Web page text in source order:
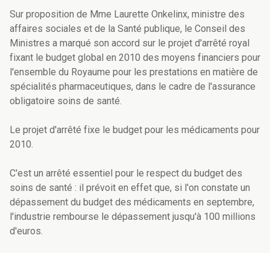
Sur proposition de Mme Laurette Onkelinx, ministre des
affaires sociales et de la Santé publique, le Conseil des
Ministres a marqué son accord sur le projet d'arrêté royal
fixant le budget global en 2010 des moyens financiers pour
l'ensemble du Royaume pour les prestations en matière de
spécialités pharmaceutiques, dans le cadre de l'assurance
obligatoire soins de santé.
Le projet d'arrêté fixe le budget pour les médicaments pour
2010.
C'est un arrêté essentiel pour le respect du budget des
soins de santé : il prévoit en effet que, si l'on constate un
dépassement du budget des médicaments en septembre,
l'industrie rembourse le dépassement jusqu'à 100 millions
d'euros.